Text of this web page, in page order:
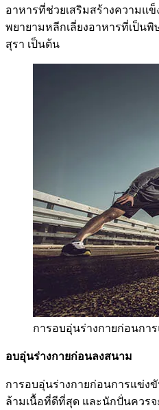
อาหารที่ช่วยเสริมสร้างความแข็
พยายามหลีกเลี่ยงอาหารที่เป็น
สุรา เป็นต้น
การอบอุ่นร่างกายก่อนกา
อบอุ่นร่างกายก่อนลงสนาม
การอบอุ่นร่างกายก่อนการแข่ง
ล้ามเนื้อที่ดีที่สุด และนักปั่นควร